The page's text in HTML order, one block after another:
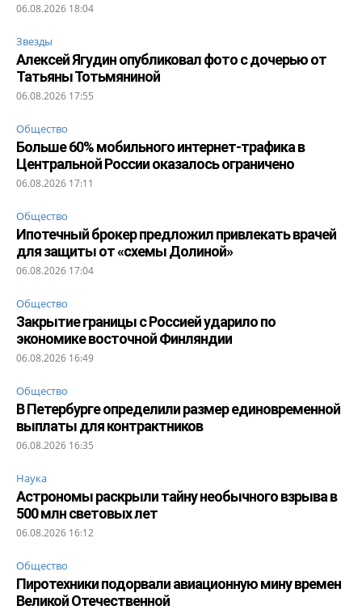
06.08.2026 18:04
Звезды
Алексей Ягудин опубликовал фото с дочерью от
Татьяны Тотьмяниной
06.08.2026 17:55
Общество
Больше 60% мобильного интернет-трафика в
Центральной России оказалось ограничено
06.08.2026 17:11
Общество
Ипотечный брокер предложил привлекать врачей
для защиты от «схемы Долиной»
06.08.2026 17:04
Общество
Закрытие границы с Россией ударило по
экономике восточной Финляндии
06.08.2026 16:49
Общество
В Петербурге определили размер единовременной
выплаты для контрактников
06.08.2026 16:35
Наука
Астрономы раскрыли тайну необычного взрыва в
500 млн световых лет
06.08.2026 16:12
Общество
Пиротехники подорвали авиационную мину времен
Великой Отечественной